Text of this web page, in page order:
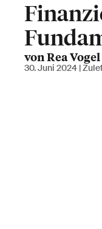
von Rea Vogel
30. Juni 2024 |